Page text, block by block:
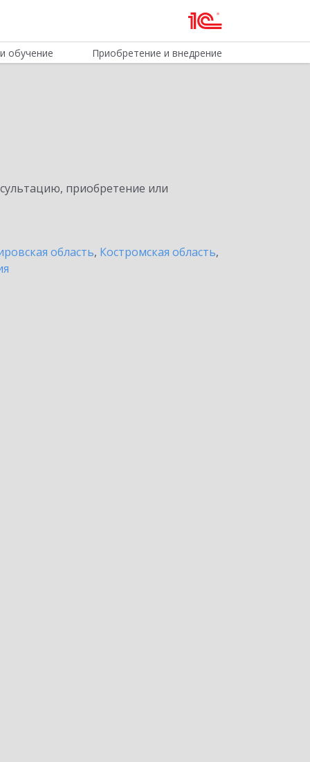
обучение Приобретение и внедрение
приобретение или
область, Костромская область,